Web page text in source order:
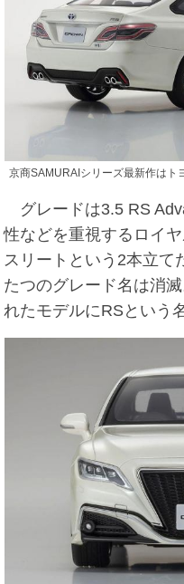
京商SAMURAIシリーズ最新作はト
グレードは3.5 RS
性などを重視するロイ
スリートという2本立て
たつのグレード名は消
れたモデルにRSという